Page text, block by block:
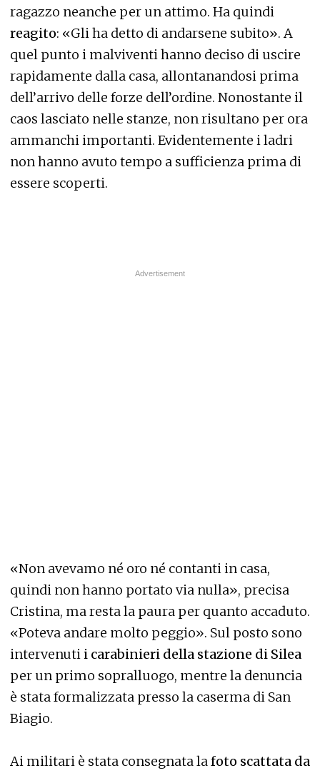
ragazzo neanche per un attimo. Ha quindi
reagito: «Gli ha detto di andarsene subito». A
quel punto i malviventi hanno deciso di uscire
rapidamente dalla casa, allontanandosi prima
dell’arrivo delle forze dell’ordine. Nonostante il
caos lasciato nelle stanze, non risultano per ora
ammanchi importanti. Evidentemente i ladri
non hanno avuto tempo a sufficienza prima di
essere scoperti.
«Non avevamo né oro né contanti in casa,
quindi non hanno portato via nulla», precisa
Cristina, ma resta la paura per quanto accaduto.
«Poteva andare molto peggio». Sul posto sono
intervenuti i carabinieri della stazione di Silea
per un primo sopralluogo, mentre la denuncia
è stata formalizzata presso la caserma di San
Biagio.
Ai militari è stata consegnata la foto scattata da